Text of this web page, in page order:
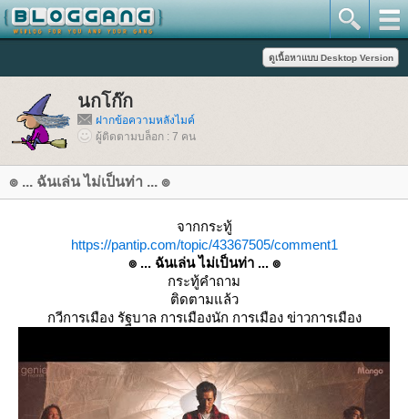
นกโก๊ก
ฝากข้อความหลังไมค์
ผู้ติดตามบล็อก : 7 คน
๏ ... ฉันเล่น ไม่เป็นท่า ... ๏
จากกระทู้
https://pantip.com/topic/43367505/comment1
๏ ... ฉันเล่น ไม่เป็นท่า ... ๏
กระทู้คำถาม
ติดตามแล้ว
กวีการเมือง รัฐบาล การเมืองนัก การเมือง ข่าวการเมือง